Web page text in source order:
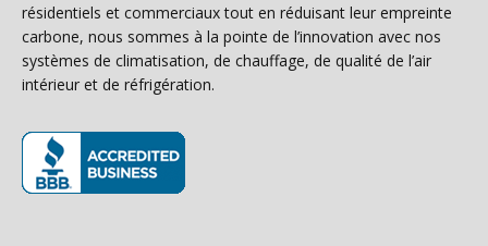
résidentiels et commerciaux tout en réduisant leur empreinte
carbone, nous sommes à la pointe de l’innovation avec nos
systèmes de climatisation, de chauffage, de qualité de l’air
intérieur et de réfrigération.